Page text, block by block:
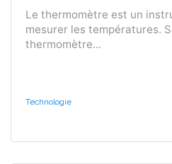
Le thermomètre est un
mesurer les températures.
thermomètre...
Technologie